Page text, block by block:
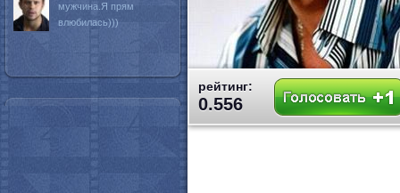
рейтинг:
0.556
мужчина.Я прям
влюбилась)))